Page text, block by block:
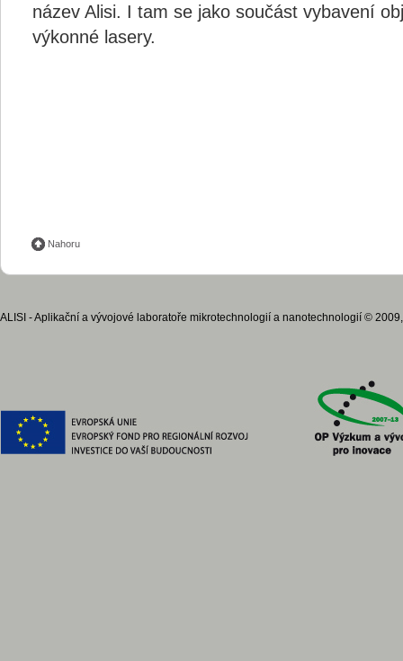
název Alisi. I tam se jako součást vybavení
výkonné lasery.
Nahoru
ALISI - Aplikační a vývojové laboratoře mikrotechnologií a nanotechnologií ©